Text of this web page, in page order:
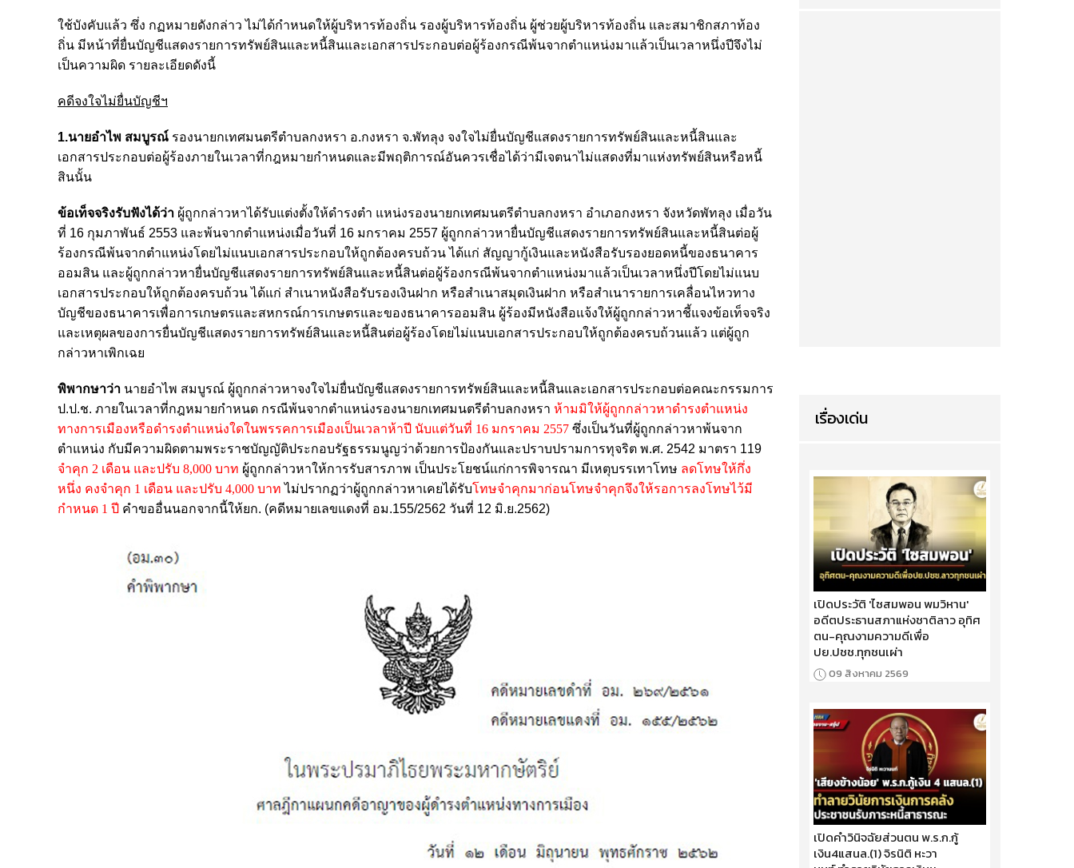
ใช้บังคับแล้ว ซึ่ง กฏหมายดังกล่าว ไม่ได้กำหนดให้ผู้บริหารท้องถิ่น รองผู้บริหารท้องถิ่น ผู้ช่วยผู้บริหารท้องถิ่น และสมาชิกสภาท้อง
ถิ่น มีหน้าที่ยื่นบัญชีแสดงรายการทรัพย์สินและหนี้สินและเอกสารประกอบต่อผู้ร้องกรณีพ้นจากตำแหน่งมาแล้วเป็นเวลาหนึ่งปีจึงไม่
เป็นความผิด รายละเอียดดังนี้
คดีจงใจไม่ยื่นบัญชีฯ
1.นายอำไพ สมบูรณ์ รองนายกเทศมนตรีตำบลกงหรา อ.กงหรา จ.พัทลุง จงใจไม่ยื่นบัญชีแสดงรายการทรัพย์สินและหนี้สินและ
เอกสารประกอบต่อผู้ร้องภายในเวลาที่กฎหมายกำหนดและมีพฤติการณ์อันควรเชื่อได้ว่ามีเจตนาไม่แสดงที่มาแห่งทรัพย์สินหรือหนี้
สินนั้น
ข้อเท็จจริงรับฟังได้ว่า ผู้ถูกกล่าวหาได้รับแต่งตั้งให้ดำรงตำ แหน่งรองนายกเทศมนตรีตำบลกงหรา อำเภอกงหรา จังหวัดพัทลุง เมื่อวัน
ที่ 16 กุมภาพันธ์ 2553 และพ้นจากตำแหน่งเมื่อวันที่ 16 มกราคม 2557 ผู้ถูกกล่าวหายื่นบัญชีแสดงรายการทรัพย์สินและหนี้สินต่อผู้
ร้องกรณีพ้นจากตำแหน่งโดยไม่แนบเอกสารประกอบให้ถูกต้องครบถ้วน ได้แก่ สัญญากู้เงินและหนังสือรับรองยอดหนี้ของธนาคาร
ออมสิน และผู้ถูกกล่าวหายื่นบัญชีแสดงรายการทรัพย์สินและหนี้สินต่อผู้ร้องกรณีพ้นจากตำแหน่งมาแล้วเป็นเวลาหนึ่งปีโดยไม่แนบ
เอกสารประกอบให้ถูกต้องครบถ้วน ได้แก่ สำเนาหนังสือรับรองเงินฝาก หรือสำเนาสมุดเงินฝาก หรือสำเนารายการเคลื่อนไหวทาง
บัญชีของธนาคารเพื่อการเกษตรและสหกรณ์การเกษตรและของธนาคารออมสิน ผู้ร้องมีหนังสือแจ้งให้ผู้ถูกกล่าวหาชี้แจงข้อเท็จจริง
และเหตุผลของการยื่นบัญชีแสดงรายการทรัพย์สินและหนี้สินต่อผู้ร้องโดยไม่แนบเอกสารประกอบให้ถูกต้องครบถ้วนแล้ว แต่ผู้ถูก
กล่าวหาเพิกเฉย
พิพากษาว่า นายอำไพ สมบูรณ์ ผู้ถูกกล่าวหาจงใจไม่ยื่นบัญชีแสดงรายการทรัพย์สินและหนี้สินและเอกสารประกอบต่อคณะกรรมการ
ป.ป.ช. ภายในเวลาที่กฎหมายกำหนด กรณีพ้นจากตำแหน่งรองนายกเทศมนตรีตำบลกงหรา ห้ามมิให้ผู้ถูกกล่าวหาดำรงตำแหน่ง
ทางการเมืองหรือดำรงตำแหน่งใดในพรรคการเมืองเป็นเวลาห้าปี นับแต่วันที่ 16 มกราคม 2557 ซึ่งเป็นวันที่ผู้ถูกกล่าวหาพ้นจาก
ตำแหน่ง กับมีความผิดตามพระราชบัญญัติประกอบรัฐธรรมนูญว่าด้วยการป้องกันและปราบปรามการทุจริต พ.ศ. 2542 มาตรา 119
จำคุก 2 เดือน และปรับ 8,000 บาท ผู้ถูกกล่าวหาให้การรับสารภาพ เป็นประโยชน์แก่การพิจารณา มีเหตุบรรเทาโทษ ลดโทษให้กึ่ง
หนึ่ง คงจำคุก 1 เดือน และปรับ 4,000 บาท ไม่ปรากฏว่าผู้ถูกกล่าวหาเคยได้รับโทษจำคุกมาก่อนโทษจำคุกจึงให้รอการลงโทษไว้มี
กำหนด 1 ปี คำขออื่นนอกจากนี้ให้ยก. (คดีหมายเลขแดงที่ อม.155/2562 วันที่ 12 มิ.ย.2562)
เรื่องเด่น
เปิดประวัติ 'ไซสมพอน พมวิหาน'
อดีตประธานสภาแห่งชาติลาว อุทิศ
ตน-คุณงามความดีเพื่อ
ปย.ปชช.ทุกชนเผ่า
09 สิงหาคม 2569
เปิดคำวินิจฉัยส่วนตน พ.ร.ก.กู้
เงิน4แสนล.(1) จิรนิติ หะวา